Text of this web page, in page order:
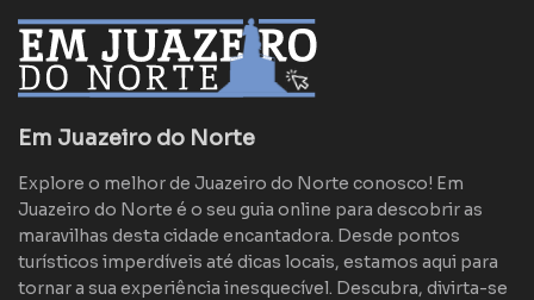
Em Juazeiro do Norte
Explore o melhor de Juazeiro do Norte conosco! Em
Juazeiro do Norte é o seu guia online para descobrir as
maravilhas desta cidade encantadora. Desde pontos
turísticos imperdíveis até dicas locais, estamos aqui para
tornar a sua experiência inesquecível. Descubra, divirta-se